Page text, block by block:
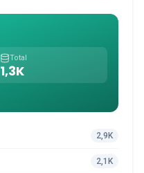
Total
1,3K
2,9K
2,1K